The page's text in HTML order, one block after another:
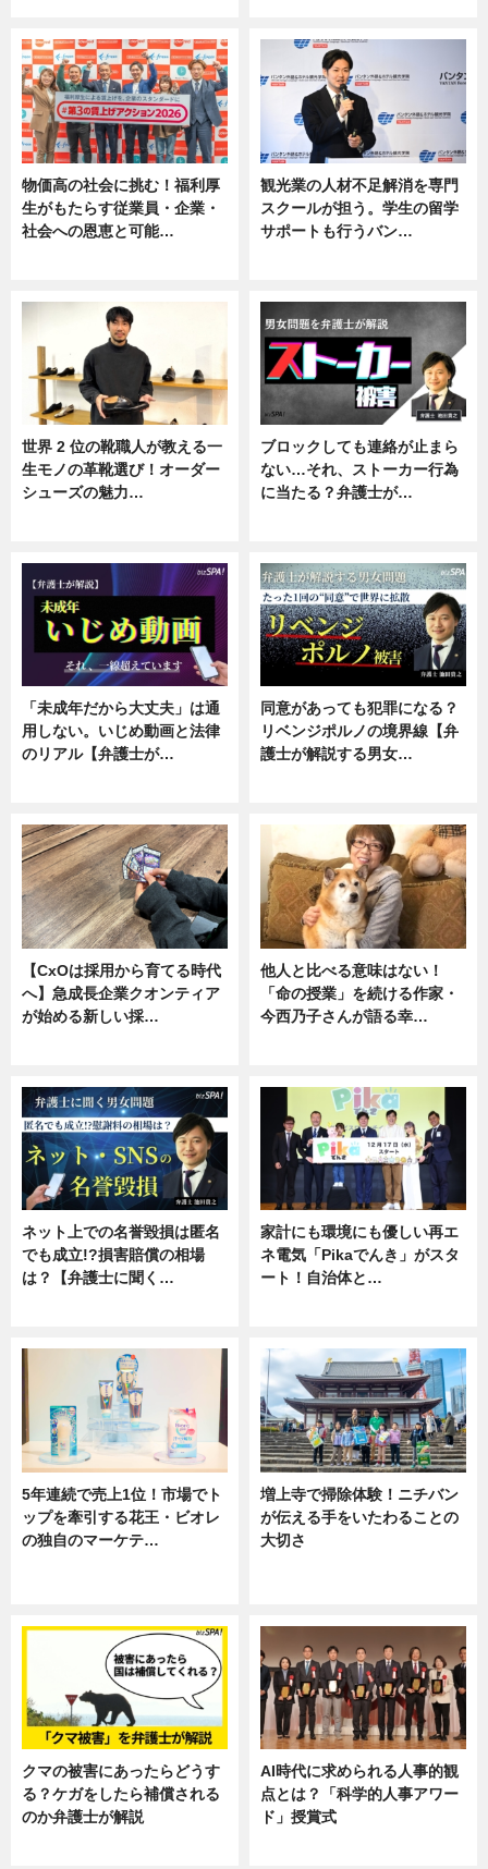
物価高の社会に挑む！福利厚
生がもたらす従業員・企業・
社会への恩恵と可能…
観光業の人材不足解消を専門
スクールが担う。学生の留学
サポートも行うバン…
世界 2 位の靴職人が教える一
生モノの革靴選び！オーダー
シューズの魅力…
ブロックしても連絡が止まら
ない…それ、ストーカー行為
に当たる？弁護士が…
「未成年だから大丈夫」は通
用しない。いじめ動画と法律
のリアル【弁護士が…
同意があっても犯罪になる？
リベンジポルノの境界線【弁
護士が解説する男女…
【CxOは採用から育てる時代
へ】急成長企業クオンティア
が始める新しい採…
他人と比べる意味はない！
「命の授業」を続ける作家・
今西乃子さんが語る幸…
ネット上での名誉毀損は匿名
でも成立!?損害賠償の相場
は？【弁護士に聞く…
家計にも環境にも優しい再エ
ネ電気「Pikaでんき」がスタ
ート！自治体と…
5年連続で売上1位！市場でト
ップを牽引する花王・ビオレ
の独自のマーケテ…
増上寺で掃除体験！ニチバン
が伝える手をいたわることの
大切さ
クマの被害にあったらどうす
る？ケガをしたら補償される
のか弁護士が解説
AI時代に求められる人事的観
点とは？「科学的人事アワー
ド」授賞式